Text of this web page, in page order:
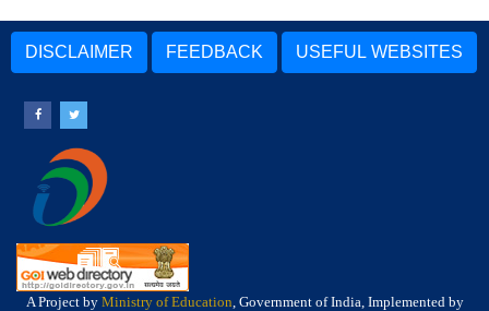
DISCLAIMER FEEDBACK USEFUL WEBSITES
A Project by Ministry of Education, Government of India, Implemented by